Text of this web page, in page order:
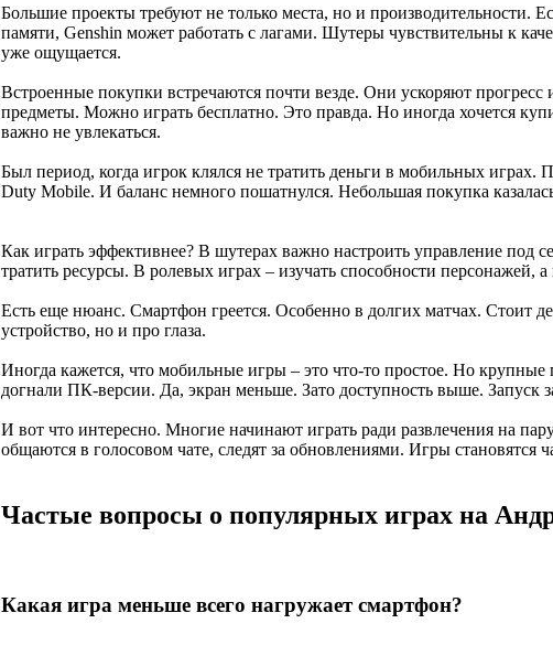
Большие проекты требуют не только места, но и производительности.
памяти, Genshin может работать с лагами. Шутеры чувствительны к
уже ощущается.
Встроенные покупки встречаются почти везде. Они ускоряют прогресс
предметы. Можно играть бесплатно. Это правда. Но иногда хочется
важно не увлекаться.
Был период, когда игрок клялся не тратить деньги в мобильных
Duty Mobile. И баланс немного пошатнулся. Небольшая покупка
Как играть эффективнее? В шутерах важно настроить управление под
тратить ресурсы. В ролевых играх – изучать способности персонажей, а
Есть еще нюанс. Смартфон греется. Особенно в долгих матчах. Стоит
устройство, но и про глаза.
Иногда кажется, что мобильные игры – это что-то простое. Но
догнали ПК-версии. Да, экран меньше. Зато доступность выше. Запуск
И вот что интересно. Многие начинают играть ради развлечения на
общаются в голосовом чате, следят за обновлениями. Игры становятся
Частые вопросы о популярных играх на
Какая игра меньше всего нагружает смартфон?